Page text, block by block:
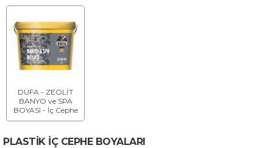
DÜFA - ZEOLİT
BANYO ve SPA
BOYASI - İç Cephe
Duvar Boyası
PLASTİK İÇ CEPHE BOYALARI